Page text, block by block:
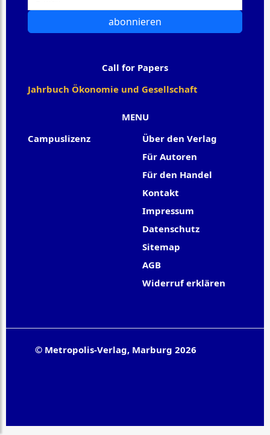
MENU
Campuslizenz
Über den Verlag
Für Autoren
Für den Handel
Kontakt
Impressum
Datenschutz
Sitemap
AGB
Widerruf erklären
abonnieren
Call for Papers
Jahrbuch Ökonomie und Gesellschaft
© Metropolis-Verlag, Marburg 2026